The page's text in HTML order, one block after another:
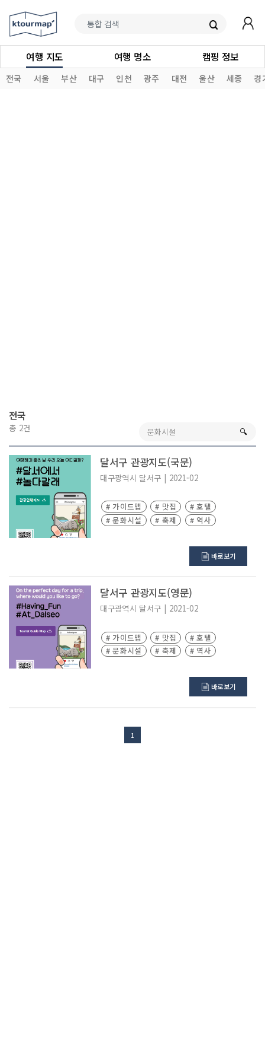
여행 지도 여행 명소 캠핑 정보
전국 서울 부산 대구 인천 광주 대전 울산 세종 경
전국
총 2건 🔍︎
달서구 관광지도(국문)
대구광역시 달서구 | 2021-02
# 가이드맵 # 맛집
# 호텔
# 문화시설
# 축제 # 역사
바로보기
달서구 관광지도(영문)
대구광역시 달서구 2021-02
# 가이드맵 # 맛집
# 호텔
# 문화시설
# 축제 # 역사
바로보기
1